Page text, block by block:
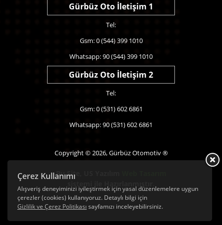
Çerez Kullanımı
Alışveriş deneyiminizi iyileştirmek için yasal düzenlemelere uygun
çerezler (cookies) kullanıyoruz. Detaylı bilgi için
Gizlilik ve Çerez Politikası sayfamızı inceleyebilirsiniz.
Gürbüz Oto İletişim 1
Tel:
Gsm: 0 (544) 399 1010
Whatsapp: 90 (544) 399 1010
Gürbüz Oto İletişim 2
Tel:
Gsm: 0 (531) 602 6861
Whatsapp: 90 (531) 602 6861
Copyright © 2026, Gürbüz Otomotiv ®
Bu Site,